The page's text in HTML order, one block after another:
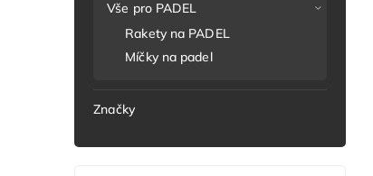
Vše pro PADEL
Rakety na PADEL
Míčky na padel
Značky